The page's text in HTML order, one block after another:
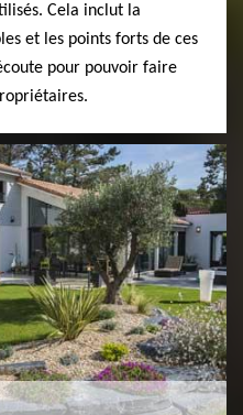
Cela inclut la
et les points forts de ces
pour pouvoir faire